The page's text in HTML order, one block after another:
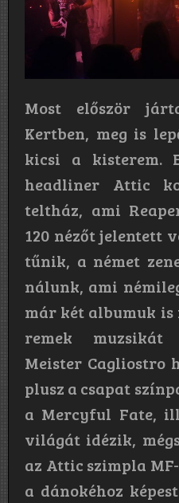
Most először
Kertben, meg is
kicsi a kisterem.
headliner Attic
teltház, ami
120 nézőt jelentett
tűnik, a német
nálunk, ami
már két albumuk
remek muzsikát
Meister Cagliostro
plusz a csapat
a Mercyful Fate,
világát idézik,
az Attic szimpla
a dánokéhoz